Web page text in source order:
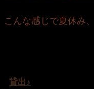
こんな感じで夏休み
貸出♪